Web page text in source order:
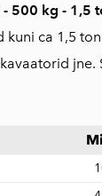
500 kg - 1,5
kuni ca 1,5
jne.